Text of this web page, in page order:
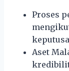
Proses
Aset